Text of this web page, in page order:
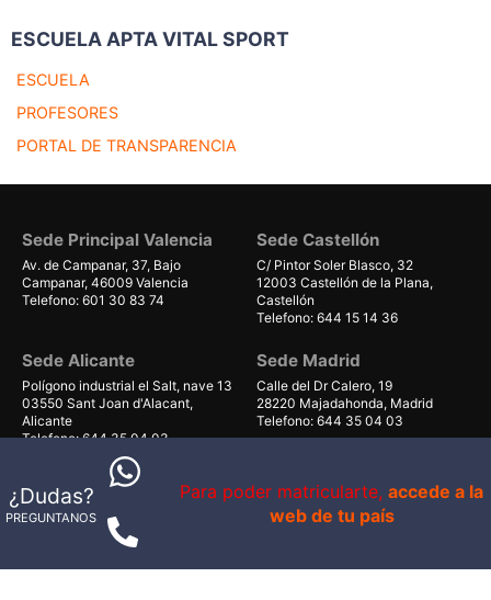
¿Dudas?
PREGUNTANOS
Para poder matricularte,accede a la
web de tu país
ESCUELA APTA VITAL SPORT
ESCUELA
PROFESORES
PORTAL DE TRANSPARENCIA
Sede Principal Valencia
Av. de Campanar, 37, Bajo
Campanar, 46009 Valencia
Telefono: 601 30 83 74
Sede Castellón
C/ Pintor Soler Blasco, 32
12003 Castellón de la Plana,
Castellón
Telefono: 644 15 14 36
Sede Alicante
Polígono industrial el Salt, nave 13
03550 Sant Joan d'Alacant,
Alicante
Telefono: 644 35 04 03
Sede Madrid
Calle del Dr Calero, 19
28220 Majadahonda, Madrid
Telefono: 644 35 04 03
Sede Gran Canaria
Avenida de Gáldar 56, planta 1
local 40
35100, Maspalomas, Las Palmas
Sede Mallorca
Carrer Can Valero 31, Nave 8,
Ponent